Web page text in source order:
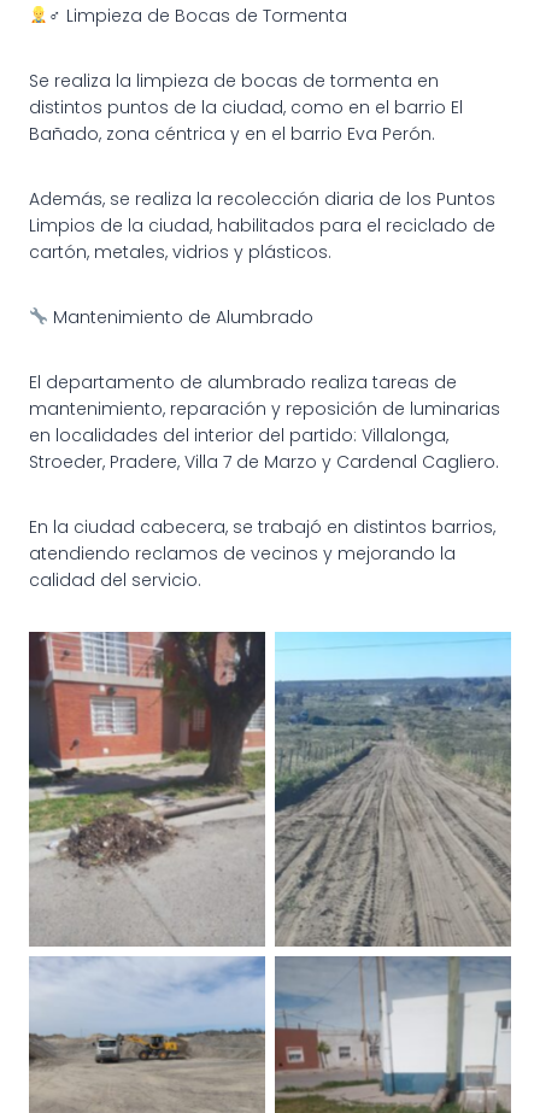
‍♂ Limpieza de Bocas de Tormenta
Se realiza la limpieza de bocas de tormenta en
distintos puntos de la ciudad, como en el barrio El
Bañado, zona céntrica y en el barrio Eva Perón.
Además, se realiza la recolección diaria de los Puntos
Limpios de la ciudad, habilitados para el reciclado de
cartón, metales, vidrios y plásticos.
Mantenimiento de Alumbrado
El departamento de alumbrado realiza tareas de
mantenimiento, reparación y reposición de luminarias
en localidades del interior del partido: Villalonga,
Stroeder, Pradere, Villa 7 de Marzo y Cardenal Cagliero.
En la ciudad cabecera, se trabajó en distintos barrios,
atendiendo reclamos de vecinos y mejorando la
calidad del servicio.
OPERATIVOS DE LIMPIEZA,
REPARACIÓN DE CALLES Y
ARREGLOS EN EL
ALUMBRADO EN
PATAGONES
OPERATIVOS DE LIMPIEZA,
REPARACIÓN DE CALLES Y
ARREGLOS EN EL
ALUMBRADO EN
PATAGONES
OPERATIVOS DE LIMPIEZA,
ARREGLOS EN EL
ALUMBRADO EN
PATAGONES
OPERATIVOS DE LIMPIEZA,
REPARACIÓN DE CALLES Y